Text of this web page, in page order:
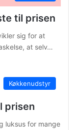
til prisen
sig for at
at selv…
Køkkenudstyr
prisen
luksus for mange